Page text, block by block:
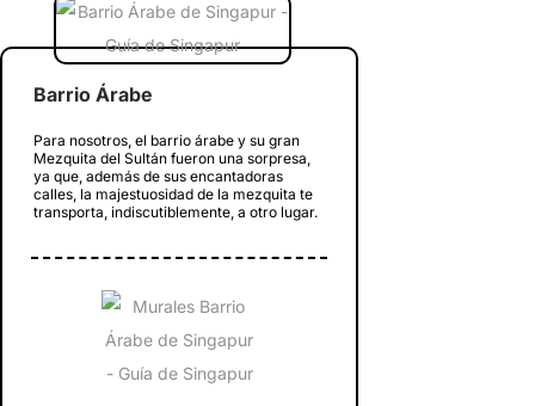
Barrio Árabe
Para nosotros, el barrio árabe y su gran
Mezquita del Sultán fueron una sorpresa,
ya que, además de sus encantadoras
calles, la majestuosidad de la mezquita te
transporta, indiscutiblemente, a otro lugar.